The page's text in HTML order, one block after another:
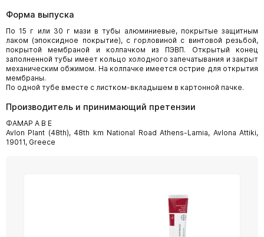
Форма выпуска
По 15 г или 30 г мази в тубы алюминиевые, покрытые защитным
лаком (эпоксидное покрытие), с горловиной с винтовой резьбой,
покрытой мембраной и колпачком из ПЭВП. Открытый конец
заполненной тубы имеет кольцо холодного запечатывания и закрыт
механическим обжимом. На колпачке имеется острие для открытия
мембраны.
По одной тубе вместе с листком-вкладышем в картонной пачке.
Производитель и принимающий претензии
ФАМАР А В Е
Avlon Plant (48th), 48th km National Road Athens-Lamia, Avlona Attiki,
19011, Greece